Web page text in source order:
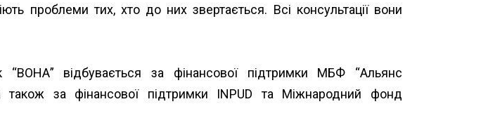
проблеми тих, хто до них звертається. Всі консультації вони
“ВОНА” відбувається за фінансової підтримки МБФ “Альянс
за фінансової підтримки INPUD та Міжнародний фонд